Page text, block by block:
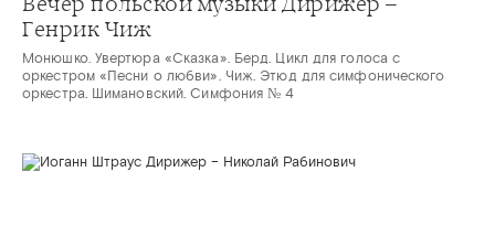
Генрик Чиж
Монюшко. Увертюра «Сказка». Берд. Цикл для голоса с
оркестром «Песни о любви». Чиж. Этюд для симфонического
оркестра. Шимановский. Симфония № 4